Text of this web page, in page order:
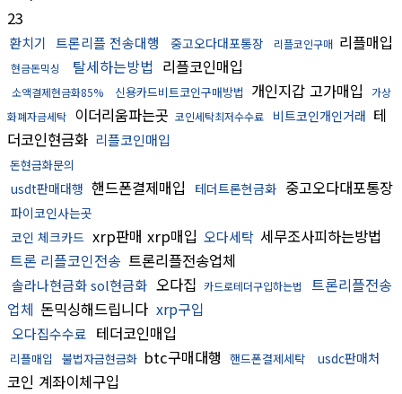
23
환치기 트론리플 전송대행 중고오다대포통장 리플코인구매 리플매입
현금돈믹싱 탈세하는방법 리플코인매입
소액결제현금화85% 신용카드비트코인구매방법 개인지갑 고가매입
가상
화폐자금세탁 이더리움파는곳 코인세탁최저수수료 비트코인개인거래 테
더코인현금화 리플코인매입
돈현금화문의
usdt판매대행 핸드폰결제매입 테더트론현금화 중고오다대포통장
파이코인사는곳
코인 체크카드 xrp판매 xrp매입 오다세탁 세무조사피하는방법
트론 리플코인전송 트론리플전송업체
솔라나현금화 sol현금화 오다집 카드로테더구입하는법
트론리플전송
업체 돈믹싱해드립니다 xrp구입
오다집수수료 테더코인매입
리플매입 불법자금현금화 btc구매대행 핸드폰결제세탁 usdc판매처
코인 계좌이체구입